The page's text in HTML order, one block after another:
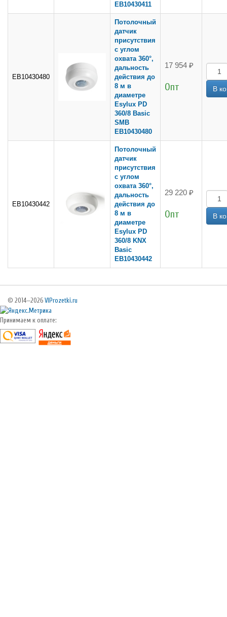
EB10430411
EB10430480
Потолочный
датчик
присутствия
с углом
охвата 360°,
дальность
действия до
8 м в
диаметре
Esylux PD
360/8 Basic
SMB
EB10430480
17 954 ₽
Опт
EB10430442
Потолочный
датчик
присутствия
с углом
охвата 360°,
дальность
действия до
8 м в
диаметре
Esylux PD
360/8 KNX
Basic
EB10430442
29 220 ₽
Опт
© 2014—2026 VIProzetki.ru
Принимаем к оплате: